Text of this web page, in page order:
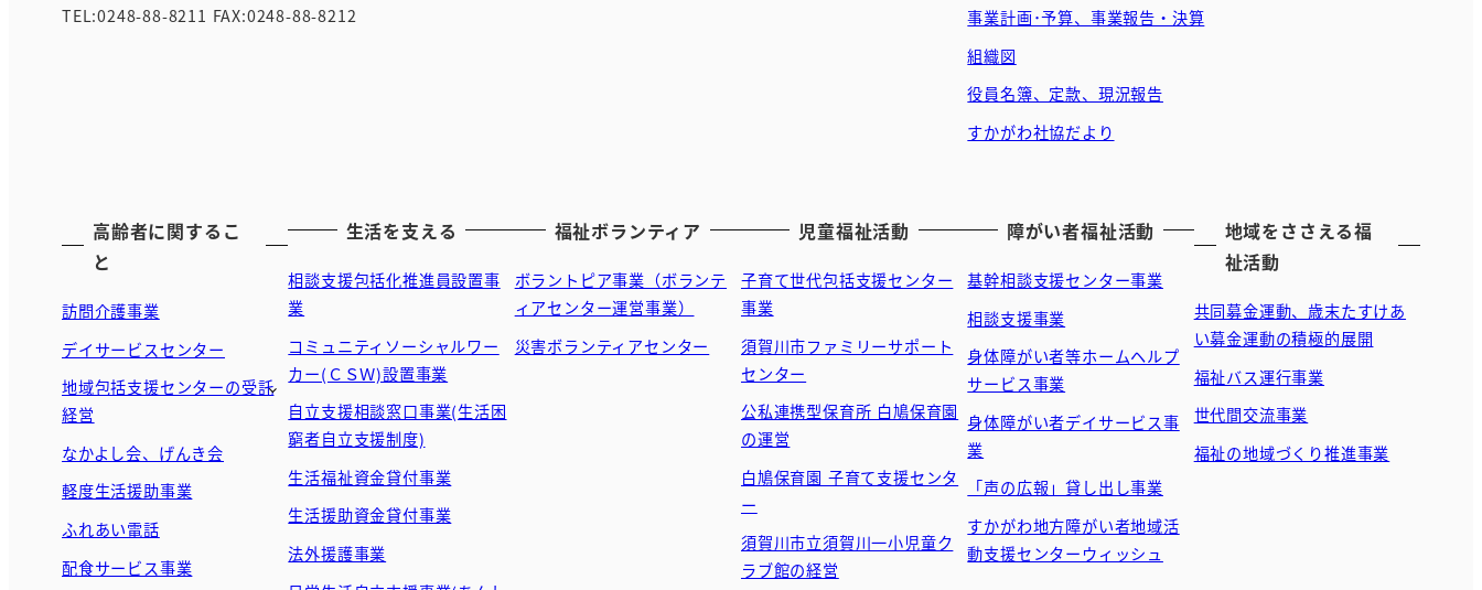
TEL:0248-88-8211 FAX:0248-88-8212
事業計画･予算、事業報告・決算
組織図
役員名簿、定款、現況報告
すかがわ社協だより
高齢者に関するこ
と
訪問介護事業
デイサービスセンター
地域包括支援センターの受託
経営
なかよし会、げんき会
軽度生活援助事業
ふれあい電話
配食サービス事業
生活を支える
相談支援包括化推進員設置事
業
コミュニティソーシャルワー
カー(ＣＳＷ)設置事業
自立支援相談窓口事業(生活困
窮者自立支援制度)
生活福祉資金貸付事業
生活援助資金貸付事業
法外援護事業
福祉ボランティア
ボラントピア事業（ボランテ
ィアセンター運営事業）
災害ボランティアセンター
児童福祉活動
子育て世代包括支援センター
事業
須賀川市ファミリーサポート
センター
公私連携型保育所 白鳩保育園
の運営
白鳩保育園 子育て支援センタ
ー
須賀川市立須賀川一小児童ク
ラブ館の経営
障がい者福祉活動
基幹相談支援センター事業
相談支援事業
身体障がい者等ホームヘルプ
サービス事業
身体障がい者デイサービス事
業
「声の広報」貸し出し事業
すかがわ地方障がい者地域活
動支援センターウィッシュ
地域をささえる福
祉活動
共同募金運動、歳末たすけあ
い募金運動の積極的展開
福祉バス運行事業
世代間交流事業
福祉の地域づくり推進事業